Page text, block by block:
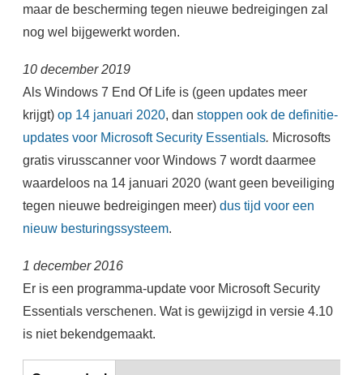
maar de bescherming tegen nieuwe bedreigingen zal
nog wel bijgewerkt worden.
10 december 2019
Als Windows 7 End Of Life is (geen updates meer
krijgt) op 14 januari 2020, dan stoppen ook de definitie-
updates voor Microsoft Security Essentials. Microsofts
gratis virusscanner voor Windows 7 wordt daarmee
waardeloos na 14 januari 2020 (want geen beveiliging
tegen nieuwe bedreigingen meer) dus tijd voor een
nieuw besturingssysteem.
1 december 2016
Er is een programma-update voor Microsoft Security
Essentials verschenen. Wat is gewijzigd in versie 4.10
is niet bekendgemaakt.